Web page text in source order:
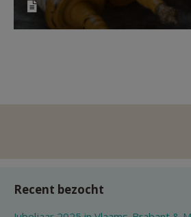
Recent bezocht